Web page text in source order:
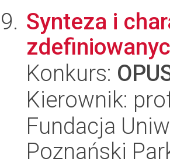
Synteza i
Konkurs:
Kierownik:
Fundacja
Poznański